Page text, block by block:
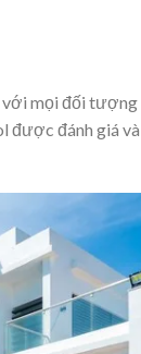
mọi đối
đánh giá